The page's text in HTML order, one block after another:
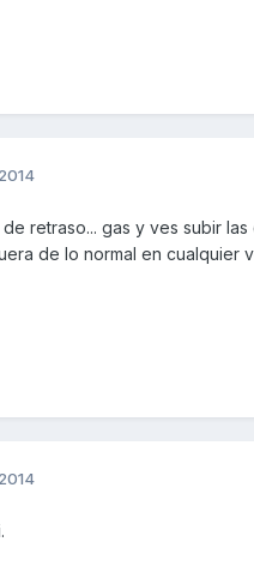
retraso... gas y ves subir
de lo normal en cualquier